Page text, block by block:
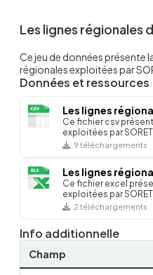
Les lignes régionales
Ce jeu de données présente
régionales exploitées par
Données et ressources
Les lignes
Ce fichier csv
exploitées par
9 téléchargements
Les lignes
Ce fichier excel
exploitées par
2 téléchargements
Info additionnelle
Champ